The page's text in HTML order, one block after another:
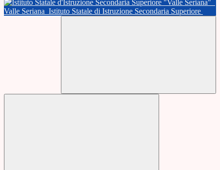
Valle Seriana Istituto Statale di Istruzione Secondaria Superiore